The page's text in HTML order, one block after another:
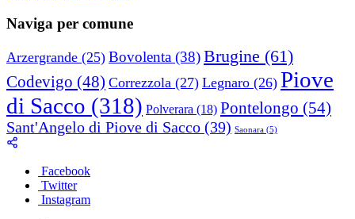
Naviga per comune
Arzergrande (25) Bovolenta (38)Brugine (61)
Codevigo (48) Correzzola (27) Legnaro (26) Piove
di Sacco (318) Polverara (18) Pontelongo (54)
Sant'Angelo di Piove di Sacco (39) Saonara (5)
Facebook
Twitter
Instagram